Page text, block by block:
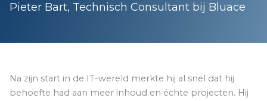
Pieter Bart, Technisch Consultant bij Bluace
Na zijn start in de IT-wereld merkte hij al snel dat hij
behoefte had aan meer inhoud en échte projecten. Hij